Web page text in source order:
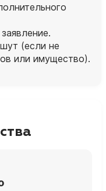
(если не
или имущество).